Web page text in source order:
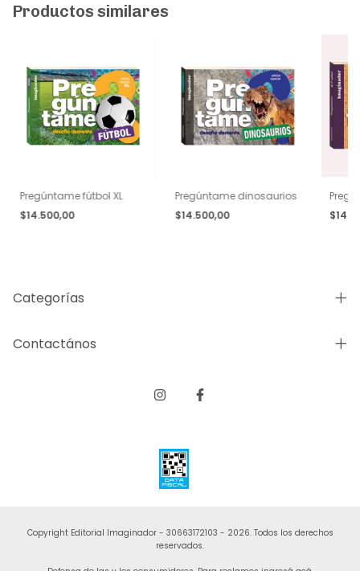
Productos similares
Pregúntame fútbol XL
$14.500,00
Pregúntame dinosaurios
$14.500,00
Categorías
Contactános
Copyright Editorial Imaginador - 30663172103 - 2026. Todos los derechos
reservados.